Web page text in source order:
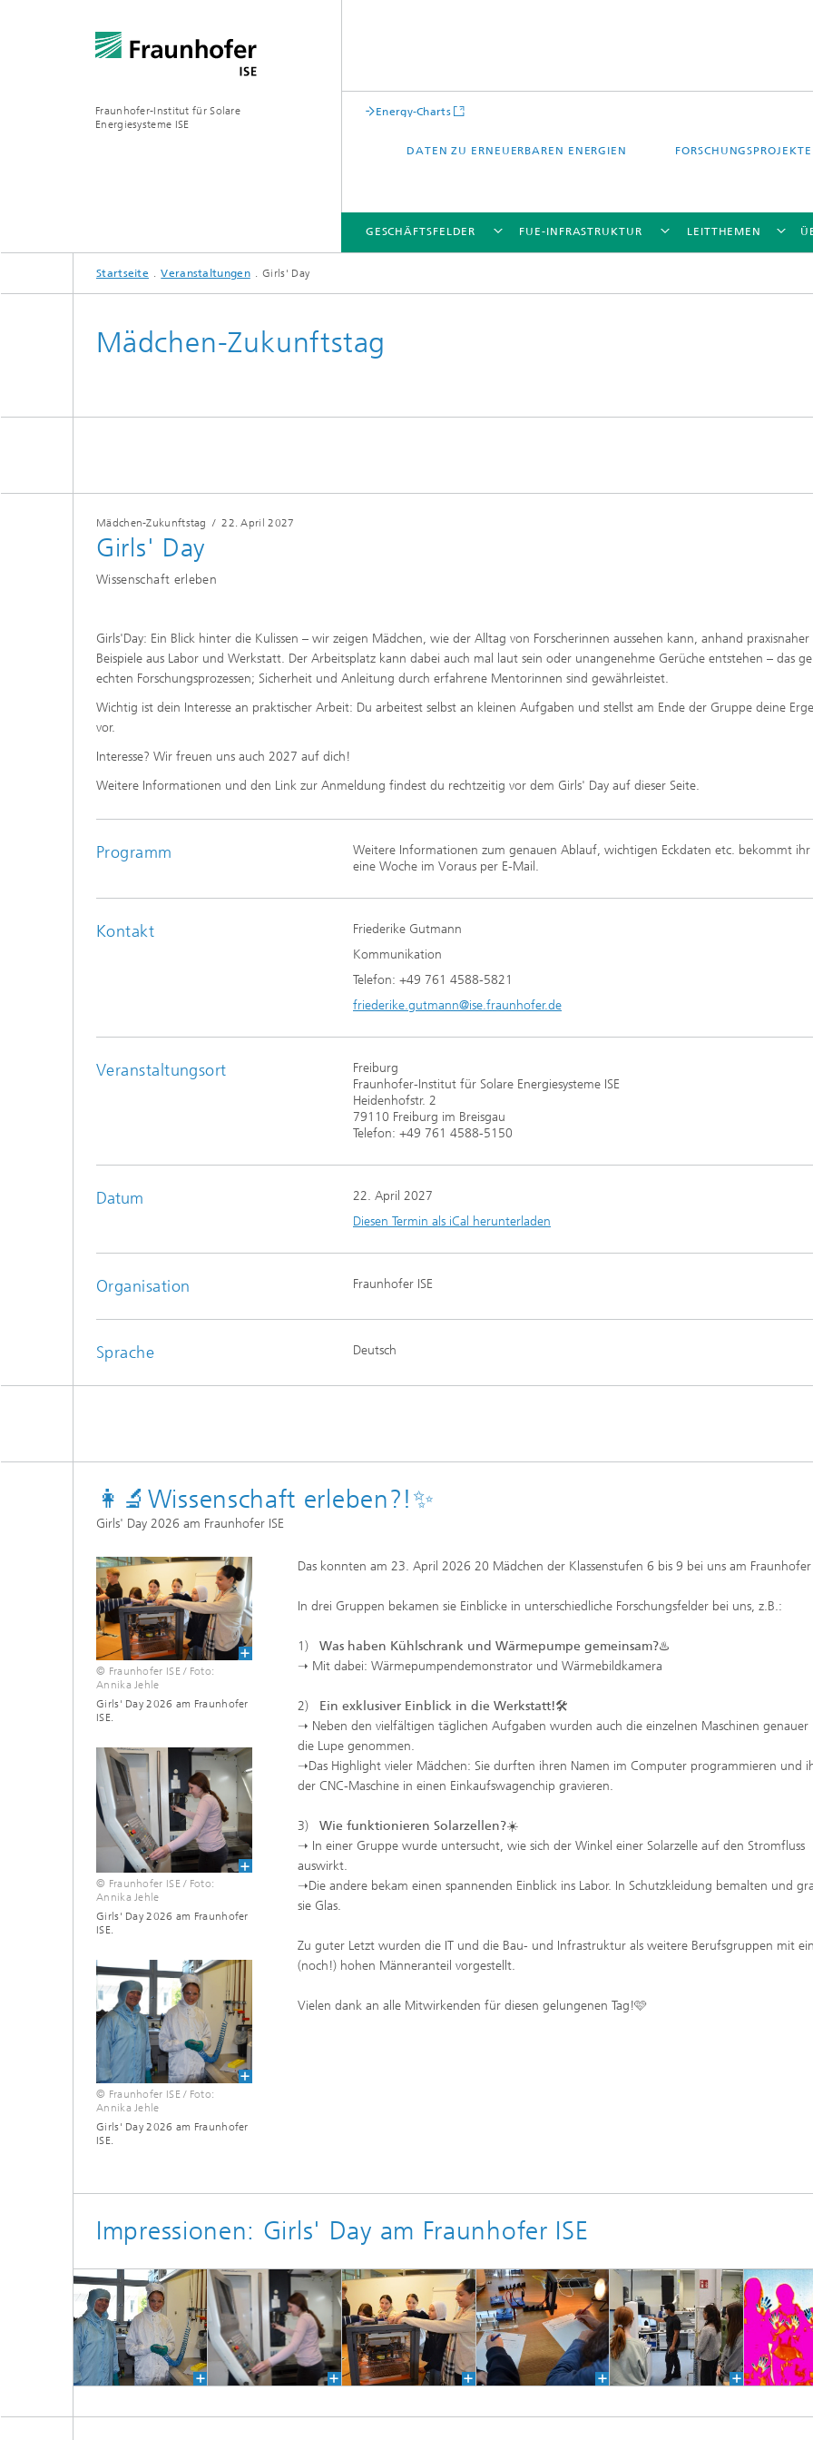
Fraunhofer-Institut für Solare
Energiesysteme ISE
Energy-Charts
DATEN ZU ERNEUERBAREN ENERGIEN FORSCHUNGSPROJEKTE
GESCHÄFTSFELDER
GESCHÄFTSFELDER
Photonische und
leistungselektronische Bauelemente
Lasertechnologie
Batterieintegration und -
Technologiebewertung für Batterien
Digitalisierung in Batterieforschung
und -produktion
Lüftung, Klima, Kälte
Komponenten
FUE-INFRASTRUKTUR
FUE-INFRASTRUKTUR
Zentrum für
Materialcharakterisierung und
Zentrum für Elektrolyse,
Brennstoffzellen und synthetische
Kraftstoffe
Zentrum für funktionale Oberflächen
TestLab PV Modules
LEITTHEMEN
LEITTHEMEN
ÜBER UNS
VERÖFFENTLICHUNGEN
Startseite Veranstaltungen Girls' Day
Mädchen-Zukunftstag
Mädchen-Zukunftstag /22. April 2027
Girls' Day
Wissenschaft erleben
Girls'Day: Ein Blick hinter die Kulissen – wir zeigen Mädchen, wie der Alltag von Forscherinnen aussehen kann, anhand praxisnaher
Beispiele aus Labor und Werkstatt. Der Arbeitsplatz kann dabei auch mal laut sein oder unangenehme Gerüche entstehen – das
echten Forschungsprozessen; Sicherheit und Anleitung durch erfahrene Mentorinnen sind gewährleistet.
Wichtig ist dein Interesse an praktischer Arbeit: Du arbeitest selbst an kleinen Aufgaben und stellst am Ende der Gruppe deine
vor.
Interesse? Wir freuen uns auch 2027 auf dich!
Weitere Informationen und den Link zur Anmeldung findest du rechtzeitig vor dem Girls' Day auf dieser Seite.
Programm
Weitere Informationen zum genauen Ablauf, wichtigen Eckdaten etc. bekommt
eine Woche im Voraus per E-Mail.
Kontakt
Friederike Gutmann
Kommunikation
Telefon: +49 761 4588-5821
friederike.gutmann@ise.fraunhofer.de
Veranstaltungsort
Freiburg
Fraunhofer-Institut für Solare Energiesysteme ISE
Heidenhofstr. 2
79110 Freiburg im Breisgau
Telefon: +49 761 4588-5150
Datum
22. April 2027
Diesen Termin als iCal herunterladen
Organisation Fraunhofer ISE
Sprache Deutsch
👩‍🔬Wissenschaft erleben?!✨
Girls' Day 2026 am Fraunhofer ISE
© Fraunhofer ISE / Foto:
Annika Jehle
Girls' Day 2026 am Fraunhofer
ISE.
© Fraunhofer ISE / Foto:
Annika Jehle
Girls' Day 2026 am Fraunhofer
ISE.
© Fraunhofer ISE / Foto:
Annika Jehle
Girls' Day 2026 am Fraunhofer
ISE.
Das konnten am 23. April 2026 20 Mädchen der Klassenstufen 6 bis 9 bei uns am Fraunhofer
In drei Gruppen bekamen sie Einblicke in unterschiedliche Forschungsfelder bei uns, z.B.:
1) Was haben Kühlschrank und Wärmepumpe gemeinsam?♨️
➝ Mit dabei: Wärmepumpendemonstrator und Wärmebildkamera
2) Ein exklusiver Einblick in die Werkstatt!🛠️
➝ Neben den vielfältigen täglichen Aufgaben wurden auch die einzelnen Maschinen genauer
die Lupe genommen.
➝Das Highlight vieler Mädchen: Sie durften ihren Namen im Computer programmieren und
der CNC-Maschine in einen Einkaufswagenchip gravieren.
3) Wie funktionieren Solarzellen?☀️
➝ In einer Gruppe wurde untersucht, wie sich der Winkel einer Solarzelle auf den Stromfluss
auswirkt.
➝Die andere bekam einen spannenden Einblick ins Labor. In Schutzkleidung bemalten und
sie Glas.
Zu guter Letzt wurden die IT und die Bau- und Infrastruktur als weitere Berufsgruppen mit
(noch!) hohen Männeranteil vorgestellt.
Vielen dank an alle Mitwirkenden für diesen gelungenen Tag!🩷
Impressionen: Girls' Day am Fraunhofer ISE